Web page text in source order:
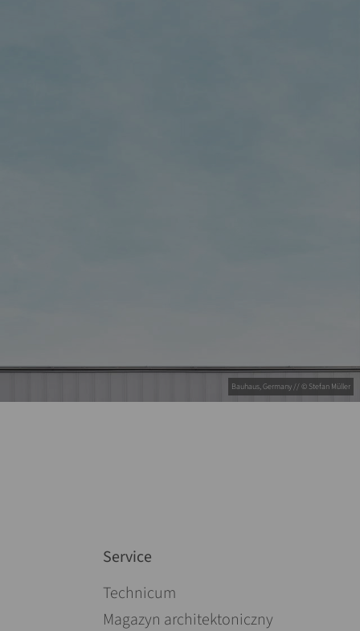
Bauhaus, Germany // © Stefan Müller
Service
Pomiń nawigacje
Technicum
Magazyn architektoniczny